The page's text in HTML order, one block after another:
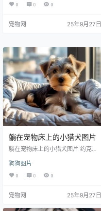
50DPI 尺寸：5184x3456编号为18
件，提供 5184x3456，1920x128
和修改。
0 0 0
宠物网 25年9月27日
躺在宠物床上的小猎犬图片
躺在宠物床上的小猎犬图片 约克夏
爱 小狗 狗狗 宠物床 靠窗 灰色杯子
约克郡 约克夏犬 狗 动物 梗犬 小动
物 生物世界 摄影 图片大全 高清图
格式为JPG文件，提供 640x640，
狗狗图片
0 0 0
宠物网 25年9月27日